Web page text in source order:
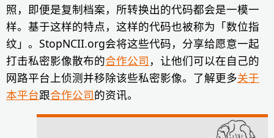
照，即便是复制档案，所转换出的代码都会是一模一
样。基于这样的特点，这样的代码也被称为「数位指
纹」。StopNCII.org会将这些代码，分享给愿意一起
打击私密影像散布的合作公司 ，让他们可以在自己的
网路平台上侦测并移除该些私密影像。了解更多关于
本平台跟合作公司的资讯。